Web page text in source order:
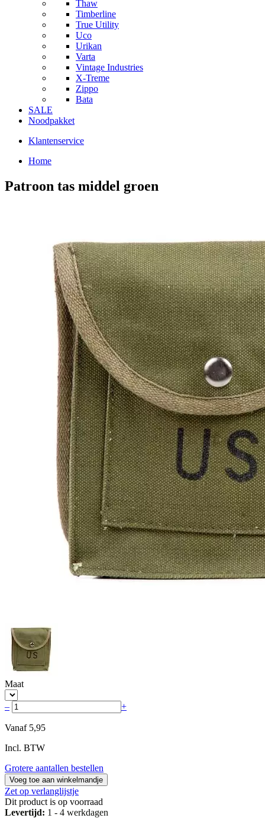
Thaw
Timberline
True Utility
Uco
Urikan
Varta
Vintage Industries
X-Treme
Zippo
Bata
SALE
Noodpakket
Klantenservice
Home
Patroon tas middel groen
Maat
– +
Vanaf 5,95
Incl. BTW
Grotere aantallen bestellen
Voeg toe aan winkelmandje
Zet op verlanglijstje
Dit product is op voorraad
Levertijd: 1 - 4 werkdagen